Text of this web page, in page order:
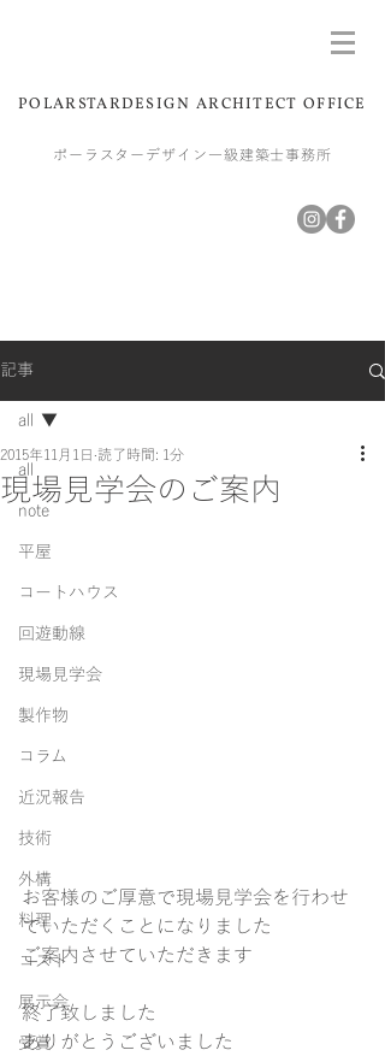
POLARSTARDESIGN ARCHITECT OFFICE
ポーラスターデザイン一級建築士事務所
記事
all
note
平屋
コートハウス
回遊動線
現場見学会
製作物
コラム
近況報告
技術
外構
料理
コスト
展示会
受賞
all
現場見学会のご案内
2015年11月1日 読了時間: 1分
お客様のご厚意で現場見学会を行わせ
ていただくことになりました
ご案内させていただきます
終了致しました
ありがとうございました